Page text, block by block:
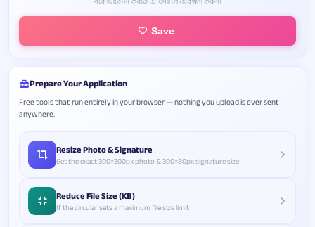
Save
Prepare Your Application
Free tools that run entirely in your browser — nothing you upload is ever sent
anywhere.
Resize Photo & Signature
Get the exact 300×300px photo & 300×80px signature size
Reduce File Size (KB)
If the circular sets a maximum file size limit